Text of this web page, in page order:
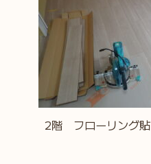
2階 フローリング貼